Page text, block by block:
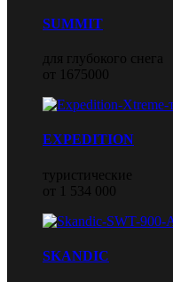
SUMMIT
для глубокого снега
от 1675000
EXPEDITION
туристические
от 1 534 000
SKANDIC